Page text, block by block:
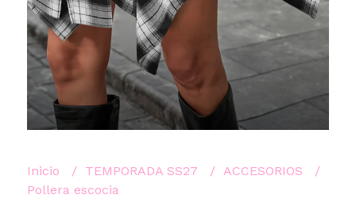
Inicio TEMPORADA SS27
ACCESORIOS
Pollera escocia